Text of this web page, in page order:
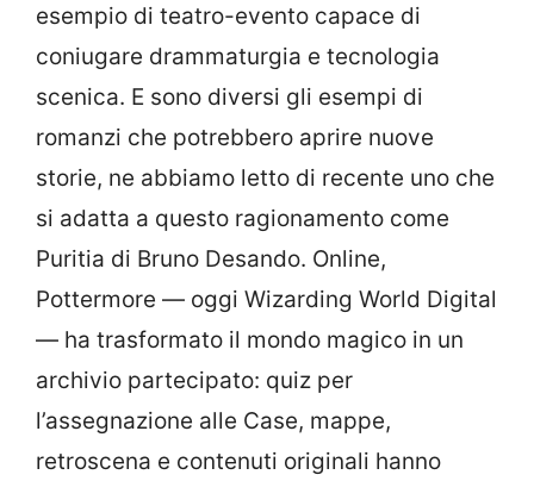
esempio di teatro-evento capace di
coniugare drammaturgia e tecnologia
scenica. E sono diversi gli esempi di
romanzi che potrebbero aprire nuove
storie, ne abbiamo letto di recente uno che
si adatta a questo ragionamento come
Puritia di Bruno Desando. Online,
Pottermore — oggi Wizarding World Digital
— ha trasformato il mondo magico in un
archivio partecipato: quiz per
l’assegnazione alle Case, mappe,
retroscena e contenuti originali hanno